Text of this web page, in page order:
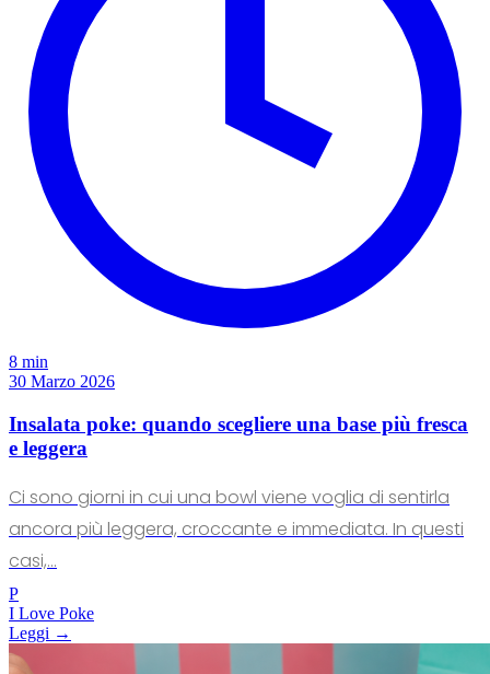
8 min
30 Marzo 2026
Insalata poke: quando scegliere una base più fresca
e leggera
Ci sono giorni in cui una bowl viene voglia di sentirla
ancora più leggera, croccante e immediata. In questi
casi,...
P
I Love Poke
Leggi →